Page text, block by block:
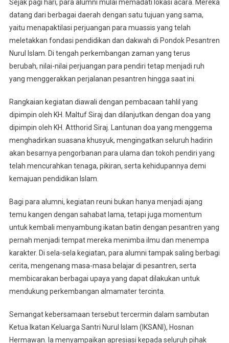
Sejak pagi hari, para alumni mulai memadati lokasi acara. Mereka
datang dari berbagai daerah dengan satu tujuan yang sama,
yaitu menapaktilasi perjuangan para muassis yang telah
meletakkan fondasi pendidikan dan dakwah di Pondok Pesantren
Nurul Islam. Di tengah perkembangan zaman yang terus
berubah, nilai-nilai perjuangan para pendiri tetap menjadi ruh
yang menggerakkan perjalanan pesantren hingga saat ini.
Rangkaian kegiatan diawali dengan pembacaan tahlil yang
dipimpin oleh KH. Maltuf Siraj dan dilanjutkan dengan doa yang
dipimpin oleh KH. Atthorid Siraj. Lantunan doa yang menggema
menghadirkan suasana khusyuk, mengingatkan seluruh hadirin
akan besarnya pengorbanan para ulama dan tokoh pendiri yang
telah mencurahkan tenaga, pikiran, serta kehidupannya demi
kemajuan pendidikan Islam.
Bagi para alumni, kegiatan reuni bukan hanya menjadi ajang
temu kangen dengan sahabat lama, tetapi juga momentum
untuk kembali menyambung ikatan batin dengan pesantren yang
pernah menjadi tempat mereka menimba ilmu dan menempa
karakter. Di sela-sela kegiatan, para alumni tampak saling berbagi
cerita, mengenang masa-masa belajar di pesantren, serta
membicarakan berbagai upaya yang dapat dilakukan untuk
mendukung perkembangan almamater tercinta.
Semangat kebersamaan tersebut tercermin dalam sambutan
Ketua Ikatan Keluarga Santri Nurul Islam (IKSANI), Hosnan
Hermawan. Ia menyampaikan apresiasi kepada seluruh pihak